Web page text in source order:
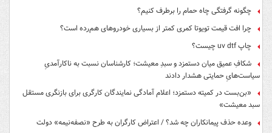
چگونه گرفتگی چاه حمام را برطرف کنیم؟
چرا افت قیمت تویوتا کمری کمتر از بسیاری خودروهای هم‌رده است؟
چاپ uv dtf چیست؟
شکافِ عمیق میان دستمزد و سبدِ معیشت؛ کارشناسان نسبت به ناکارآمدیِ
سیاست‌هایِ حمایتی هشدار دادند
«بن‌بست در کمیته دستمزد؛ اعلام آمادگی نمایندگان کارگری برای بازنگری مستقل
سبد معیشت»
وعده حذف پیمانکاران چه شد؟ / اعتراض کارگران به طرح «نصفه‌نیمه» دولت